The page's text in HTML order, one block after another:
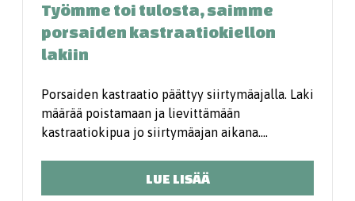
Työmme toi tulosta, saimme
porsaiden kastraatiokiellon
lakiin
Porsaiden kastraatio päättyy siirtymäajalla. Laki
määrää poistamaan ja lievittämään
kastraatiokipua jo siirtymäajan aikana.…
LUE LISÄÄ